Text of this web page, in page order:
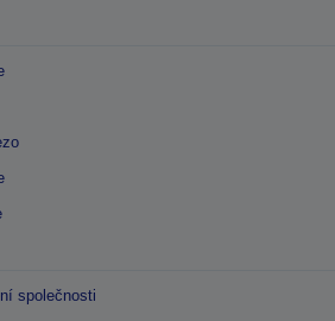
společnosti